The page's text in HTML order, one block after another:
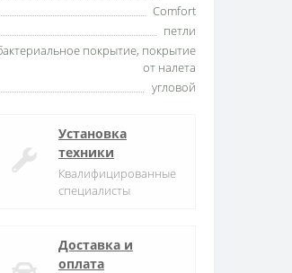
Comfort
петли
покрытие, покрытие
от налета
угловой
Установка
техники
Квалифицированные
специалисты
Доставка и
оплата